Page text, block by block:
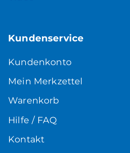
Kundenservice
Kundenkonto
Mein Merkzettel
Warenkorb
Hilfe / FAQ
Kontakt